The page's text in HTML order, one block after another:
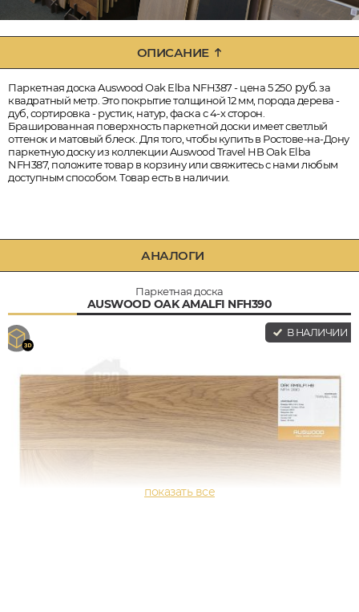
ОПИСАНИЕ
Паркетная доска Auswood Oak Elba NFH387 - цена 5 250 руб.за
квадратный метр. Это покрытие толщиной 12 мм, порода дерева -
дуб, сортировка - рустик, натур, фаска с 4-х сторон.
Брашированная поверхность паркетной доски имеет светлый
оттенок и матовый блеск. Для того, чтобы купить в Ростове-на-Дону
паркетную доску из коллекции Auswood Travel HB Oak Elba
NFH387, положите товар в корзину или свяжитесь с нами любым
доступным способом. Товар есть в наличии.
АНАЛОГИ
Паркетная доска
AUSWOOD OAK AMALFI NFH390
В НАЛИЧИИ